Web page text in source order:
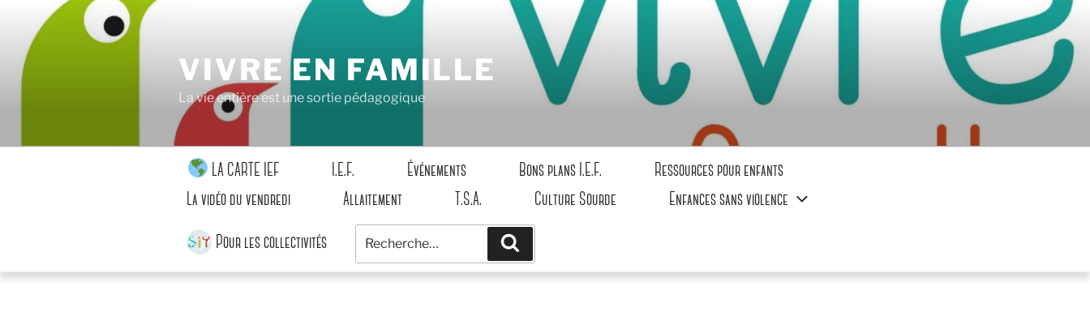
contenu
principal
VIVRE EN FAMILLE
La vie entière est une sortie pédagogique
LA CARTE IEF I.E.F. Événements Bons plans I.E.F.
Ressources pour enfants
La vidéo du vendredi
Allaitement T.S.A. Culture Sourde Enfances sans violence
Pour les collectivités
Recherche
pour